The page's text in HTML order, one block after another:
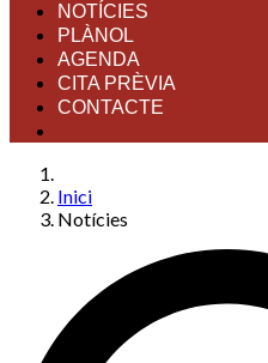
NOTÍCIES
PLÀNOL
AGENDA
CITA PRÈVIA
CONTACTE
Inici
Notícies